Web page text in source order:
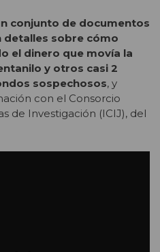
conjunto de documentos
detalles sobre cómo
el dinero que movía la
y otros casi 2
sospechosos, y
con el Consorcio
de Investigación (ICIJ), del